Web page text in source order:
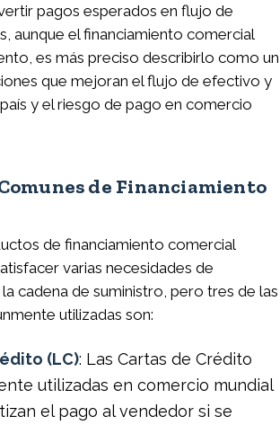
pagos esperados en flujo de
aunque el financiamiento comercial
es más preciso describirlo como un
que mejoran el flujo de efectivo y
y el riesgo de pago en comercio
de Financiamiento
de financiamiento comercial
varias necesidades de
cadena de suministro, pero tres de las
utilizadas son:
(LC): Las Cartas de Crédito
utilizadas en comercio mundial
el pago al vendedor si se